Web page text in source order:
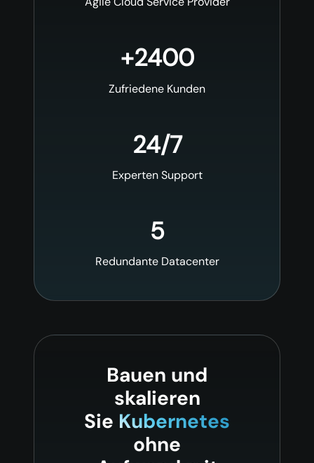
+2400
Zufriedene Kunden
24/7
Experten Support
5
Redundante Datacenter
Bauen und
skalieren
Sie Kubernetes
ohne